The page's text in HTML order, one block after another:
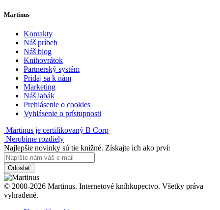
Martinus
Kontakty
Náš príbeh
Náš blog
Knihovrátok
Partnerský systém
Pridaj sa k nám
Marketing
Náš labák
Prehlásenie o cookies
Vyhlásenie o prístupnosti
Martinus je certifikovaný B Corp
Nerobíme rozdiely
Najlepšie novinky sú tie knižné. Získajte ich ako prví:
Odoslať
© 2000-2026 Martinus. Internetové kníhkupectvo. Všetky práva
vyhradené.